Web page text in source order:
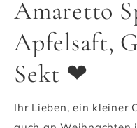
Amaretto
Apfelsaft,
Sekt ❤
Ihr Lieben, ein kleiner